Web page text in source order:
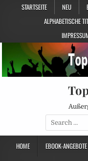
STARTSEITE NEU
ALPHABETISCHE
Search
for:
HOME EBOOK-ANGEBOTE